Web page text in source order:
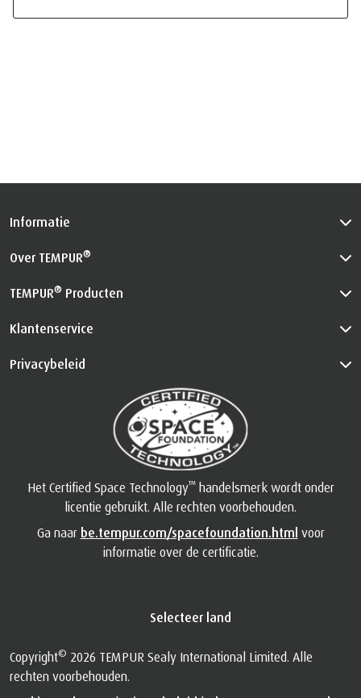
Het Certified Space Technology™handelsmerk wordt onder
licentie gebruikt. Alle rechten voorbehouden.
Ga naarbe.tempur.com/spacefoundation.html
informatie over de certificatie.
rechten voorbehouden.
Cookievoorkeuren | Privacybeleid